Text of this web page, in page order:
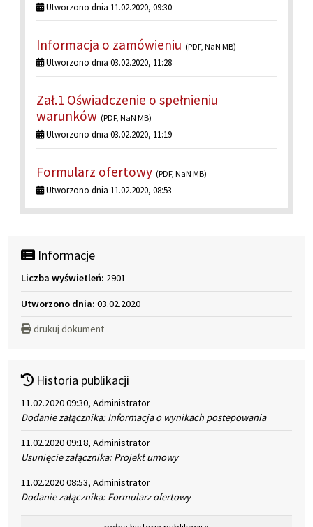
Utworzono dnia 11.02.2020, 09:30
Informacja o zamówieniu (PDF, NaN MB)
Utworzono dnia 03.02.2020, 11:28
Zał.1 Oświadczenie o spełnieniu
warunków (PDF, NaN MB)
Utworzono dnia 03.02.2020, 11:19
Formularz ofertowy (PDF, NaN MB)
Utworzono dnia 11.02.2020, 08:53
Informacje
Liczba wyświetleń: 2901
Utworzono dnia: 03.02.2020
drukuj dokument
Historia publikacji
11.02.2020 09:30, Administrator
Dodanie załącznika: Informacja o wynikach postepowania
11.02.2020 09:18, Administrator
Usunięcie załącznika: Projekt umowy
11.02.2020 08:53, Administrator
Dodanie załącznika: Formularz ofertowy